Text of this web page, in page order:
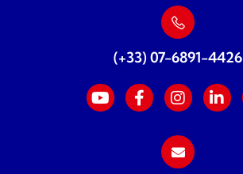
(+33) 07-6891-4426